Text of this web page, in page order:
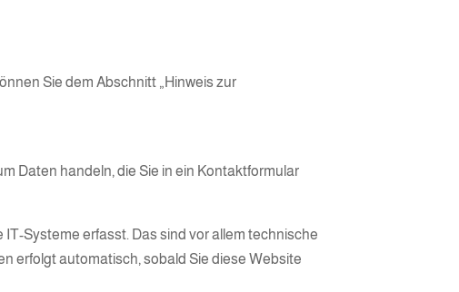
Sie dem Abschnitt „Hinweis zur
Daten handeln, die Sie in ein Kontaktformular
Systeme erfasst. Das sind vor allem technische
erfolgt automatisch, sobald Sie diese Website